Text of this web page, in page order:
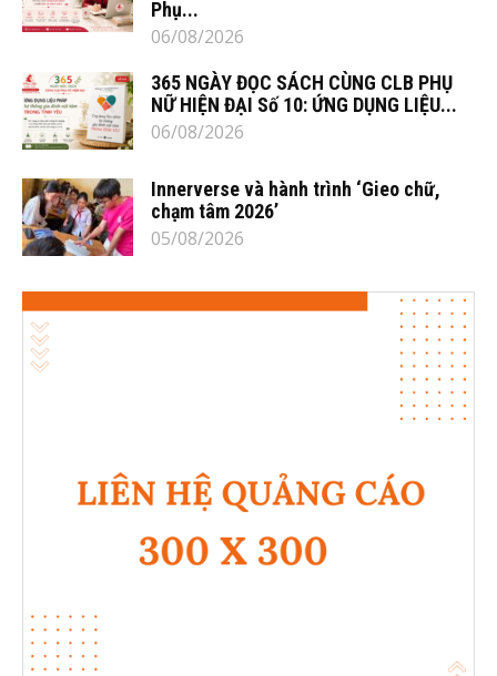
Phụ...
06/08/2026
365 NGÀY ĐỌC SÁCH CÙNG CLB PHỤ
NỮ HIỆN ĐẠI Số 10: ỨNG DỤNG LIỆU...
06/08/2026
Innerverse và hành trình ‘Gieo chữ,
chạm tâm 2026’
05/08/2026